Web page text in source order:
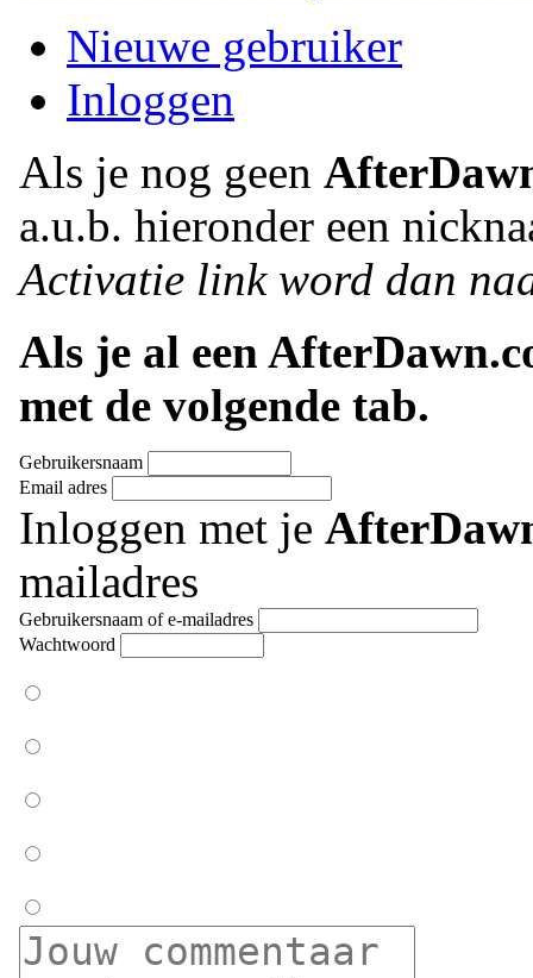
Nieuwe gebruiker
Inloggen
Als je nog geen
a.u.b. hieronder een
Activatie link word dan
Als je al een
met de volgende tab.
Gebruikersnaam
Email adres
Inloggen met je
mailadres
Gebruikersnaam of e-mailadres
Wachtwoord